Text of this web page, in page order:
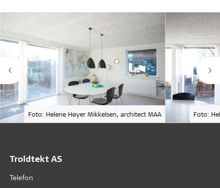
Foto: Helene Høyer Mikkelsen, architect MAA Foto:
Troldtekt AS
Telefon